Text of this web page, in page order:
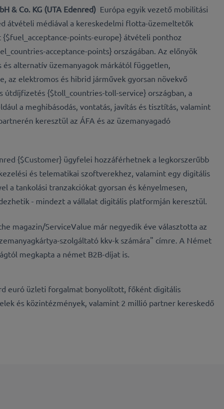
& Co. KG (UTA Edenred)​​​​​​​ Európa egyik vezető mobilitási
átvételi médiával a kereskedelmi flotta-üzemeltetők
points-europe} átvételi ponthoz
acceptance-points} országában. Az előnyök
alternatív üzemanyagok márkától független,
az elektromos és hibrid járművek gyorsan növekvő
útdíjfizetés {$toll_countries-toll-service} országban, a
a meghibásodás, vontatás, javítás és tisztítás, valamint
keresztül az ÁFA és az üzemanyagadó
{$Customer} ügyfelei hozzáférhetnek a legkorszerűbb
és telematikai szoftverekhez, valamint egy digitális
a tankolási tranzakciókat gyorsan és kényelmesen,
- mindezt a vállalat digitális platformján keresztül.
magazin/ServiceValue már negyedik éve választotta az
szolgáltató kkv-k számára" címre. A Német
megkapta a német B2B-díjat is.
euró üzleti forgalmat bonyolított, főként digitális
és közintézmények, valamint 2 millió partner kereskedő